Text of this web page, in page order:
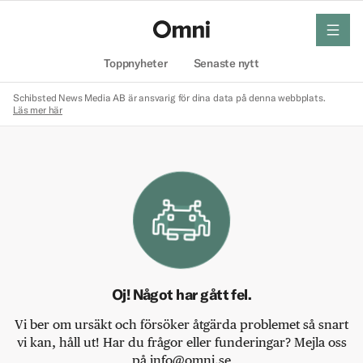
Toppnyheter Senaste nytt
meny
Schibsted News Media AB är ansvarig för dina data på denna webbplats.
Läs mer här
Oj! Något har gått fel.
Vi ber om ursäkt och försöker åtgärda problemet så snart
vi kan, håll ut! Har du frågor eller funderingar? Mejla oss